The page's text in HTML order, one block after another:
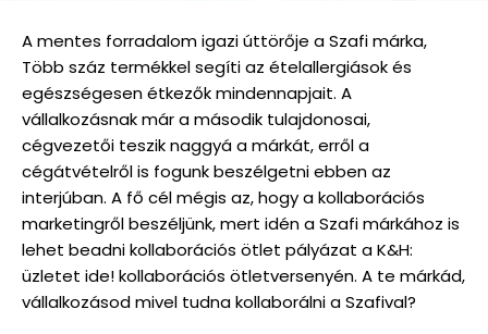
A mentes forradalom igazi úttörője a Szafi márka,
Több száz termékkel segíti az ételallergiások és
egészségesen étkezők mindennapjait. A
vállalkozásnak már a második tulajdonosai,
cégvezetői teszik naggyá a márkát, erről a
cégátvételről is fogunk beszélgetni ebben az
interjúban. A fő cél mégis az, hogy a kollaborációs
marketingről beszéljünk, mert idén a Szafi márkához is
lehet beadni kollaborációs ötlet pályázat a K&H:
üzletet ide! kollaborációs ötletversenyén. A te márkád,
vállalkozásod mivel tudna kollaborálni a Szafival?